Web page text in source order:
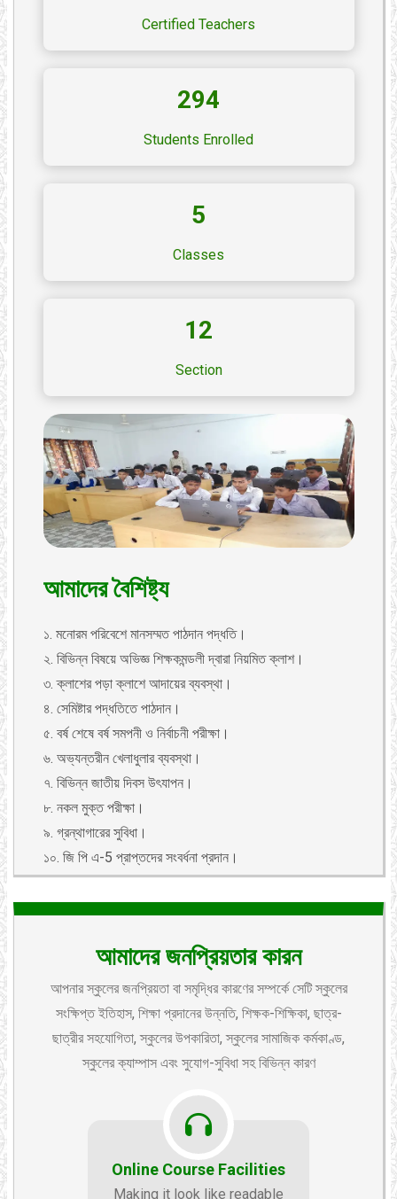
Certified Teachers
294
Students Enrolled
5
Classes
12
Section
আমাদের বৈশিষ্ট্য
১. মনোরম পরিবেশে মানসম্মত পাঠদান পদ্ধতি।
২. বিভিন্ন বিষয়ে অভিজ্ঞ শিক্ষকমন্ডলী দ্বারা নিয়মিত ক্লাশ।
৩. ক্লাশের পড়া ক্লাশে আদায়ের ব্যবস্থা।
৪. সেমিষ্টার পদ্ধতিতে পাঠদান।
৫. বর্ষ শেষে বর্ষ সমপনী ও নির্বাচনী পরীক্ষা।
৬. অভ্যন্তরীন খেলাধুলার ব্যবস্থা।
৭. বিভিন্ন জাতীয় দিবস উৎযাপন।
৮. নকল মুক্ত পরীক্ষা।
৯. গ্রন্থাগারের সুবিধা।
১০. জি পি এ-5 প্রাপ্তদের সংবর্ধনা প্রদান।
আমাদের জনপ্রিয়তার কারন
আপনার স্কুলের জনপ্রিয়তা বা সমৃদ্ধির কারণের সম্পর্কে সেটি স্কুলের
সংক্ষিপ্ত ইতিহাস, শিক্ষা প্রদানের উন্নতি, শিক্ষক-শিক্ষিকা, ছাত্র-
ছাত্রীর সহযোগিতা, স্কুলের উপকারিতা, স্কুলের সামাজিক কর্মকাণ্ড,
স্কুলের ক্যাম্পাস এবং সুযোগ-সুবিধা সহ বিভিন্ন কারণ
Online Course Facilities
Making it look like readable